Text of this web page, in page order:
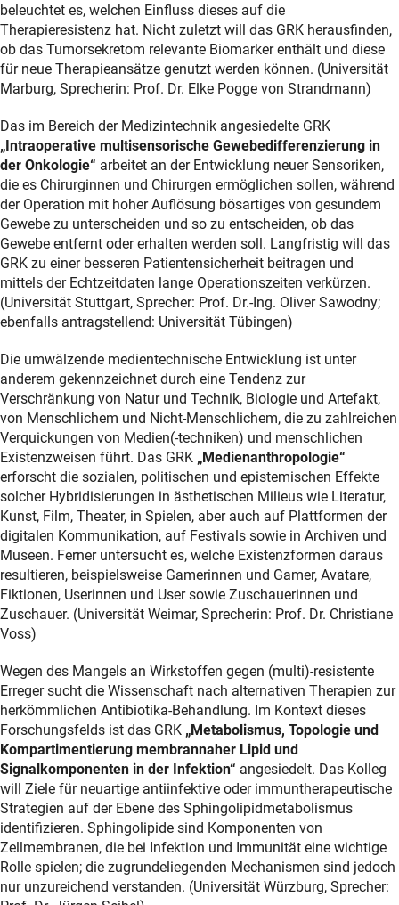
beleuchtet es, welchen Einfluss dieses auf die
Therapieresistenz hat. Nicht zuletzt will das GRK herausfinden,
ob das Tumorsekretom relevante Biomarker enthält und diese
für neue Therapieansätze genutzt werden können. (Universität
Marburg, Sprecherin: Prof. Dr. Elke Pogge von Strandmann)
Das im Bereich der Medizintechnik angesiedelte GRK
„Intraoperative multisensorische Gewebedifferenzierung in
der Onkologie“ arbeitet an der Entwicklung neuer Sensoriken,
die es Chirurginnen und Chirurgen ermöglichen sollen, während
der Operation mit hoher Auflösung bösartiges von gesundem
Gewebe zu unterscheiden und so zu entscheiden, ob das
Gewebe entfernt oder erhalten werden soll. Langfristig will das
GRK zu einer besseren Patientensicherheit beitragen und
mittels der Echtzeitdaten lange Operationszeiten verkürzen.
(Universität Stuttgart, Sprecher: Prof. Dr.-Ing. Oliver Sawodny;
ebenfalls antragstellend: Universität Tübingen)
Die umwälzende medientechnische Entwicklung ist unter
anderem gekennzeichnet durch eine Tendenz zur
Verschränkung von Natur und Technik, Biologie und Artefakt,
von Menschlichem und Nicht-Menschlichem, die zu zahlreichen
Verquickungen von Medien(-techniken) und menschlichen
Existenzweisen führt. Das GRK „Medienanthropologie“
erforscht die sozialen, politischen und epistemischen Effekte
solcher Hybridisierungen in ästhetischen Milieus wie Literatur,
Kunst, Film, Theater, in Spielen, aber auch auf Plattformen der
digitalen Kommunikation, auf Festivals sowie in Archiven und
Museen. Ferner untersucht es, welche Existenzformen daraus
resultieren, beispielsweise Gamerinnen und Gamer, Avatare,
Fiktionen, Userinnen und User sowie Zuschauerinnen und
Zuschauer. (Universität Weimar, Sprecherin: Prof. Dr. Christiane
Voss)
Wegen des Mangels an Wirkstoffen gegen (multi)-resistente
Erreger sucht die Wissenschaft nach alternativen Therapien zur
herkömmlichen Antibiotika-Behandlung. Im Kontext dieses
Forschungsfelds ist das GRK „Metabolismus, Topologie und
Kompartimentierung membrannaher Lipid und
Signalkomponenten in der Infektion“ angesiedelt. Das Kolleg
will Ziele für neuartige antiinfektive oder immuntherapeutische
Strategien auf der Ebene des Sphingolipidmetabolismus
identifizieren. Sphingolipide sind Komponenten von
Zellmembranen, die bei Infektion und Immunität eine wichtige
Rolle spielen; die zugrundeliegenden Mechanismen sind jedoch
nur unzureichend verstanden. (Universität Würzburg, Sprecher: